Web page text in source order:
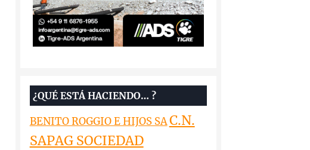
¿QUÉ ESTÁ HACIENDO… ?
BENITO ROGGIO E HIJOS SAC.N.
SAPAG SOCIEDAD